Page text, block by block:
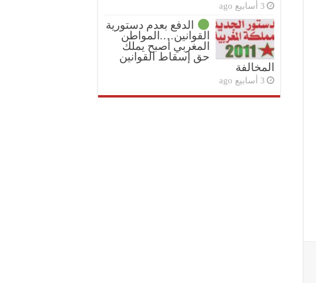
3 أسابيع ago
الدفع بعدم دستورية
القوانين….المواطن
المغربي أصبح يملك
حق إسقاط القوانين
المخالفة
3 أسابيع ago